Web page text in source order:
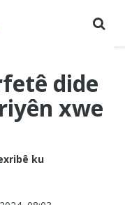
dide
xwe
ku